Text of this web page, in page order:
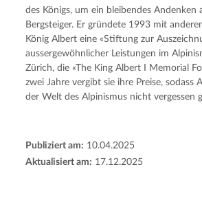
des Königs, um ein bleibendes Andenken
Bergsteiger. Er gründete 1993 mit
König Albert eine «Stiftung zur
aussergewöhnlicher Leistungen im
Zürich, die «The King Albert I Memorial
zwei Jahre vergibt sie ihre Preise, sodass
der Welt des Alpinismus nicht vergessen
Publiziert am: 10.04.2025
Aktualisiert am: 17.12.2025